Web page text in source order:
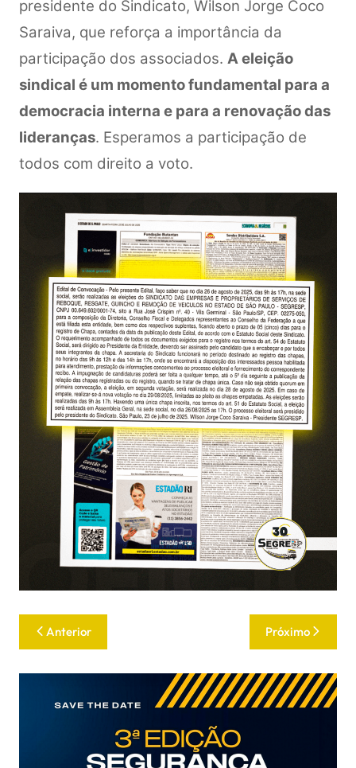
presidente do Sindicato, Wilson Jorge Coco
Saraiva, que reforça a importância da
participação dos associados. A eleição
sindical é um momento fundamental para a
democracia interna e para a renovação das
lideranças. Esperamos a participação de
todos com direito a voto.
Anterior Próximo